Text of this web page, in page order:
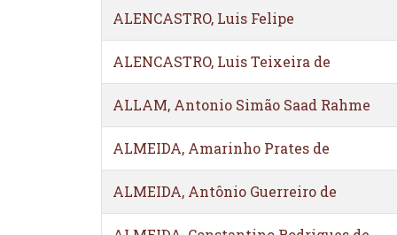
ALENCASTRO, Luis Felipe
ALENCASTRO, Luis Teixeira de
ALLAM, Antonio Simão Saad Rahme
ALMEIDA, Amarinho Prates de
ALMEIDA, Antônio Guerreiro de